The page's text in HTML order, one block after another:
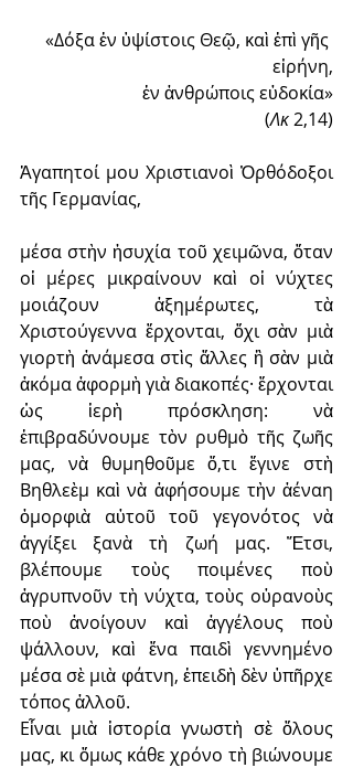
«Δόξα ἐν ὑψίστοις Θεῷ, καὶ ἐπὶ γῆς
εἰρήνη,
ἐν ἀνθρώποις εὐδοκία»
(Λκ 2,14)
Ἀγαπητοί μου Χριστιανοὶ Ὀρθόδοξοι
τῆς Γερμανίας,
μέσα στὴν ἡσυχία τοῦ χειμῶνα, ὅταν
οἱ μέρες μικραίνουν καὶ οἱ νύχτες
μοιάζουν ἀξημέρωτες, τὰ
Χριστούγεννα ἔρχονται, ὄχι σὰν μιὰ
γιορτὴ ἀνάμεσα στὶς ἄλλες ἢ σὰν μιὰ
ἀκόμα ἀφορμὴ γιὰ διακοπές· ἔρχονται
ὡς ἱερὴ πρόσκληση: νὰ
ἐπιβραδύνουμε τὸν ρυθμὸ τῆς ζωῆς
μας, νὰ θυμηθοῦμε ὅ,τι ἔγινε στὴ
Βηθλεὲμ καὶ νὰ ἀφήσουμε τὴν ἀέναη
ὀμορφιὰ αὐτοῦ τοῦ γεγονότος νὰ
ἀγγίξει ξανὰ τὴ ζωή μας. Ἔτσι,
βλέπουμε τοὺς ποιμένες ποὺ
ἀγρυπνοῦν τὴ νύχτα, τοὺς οὐρανοὺς
ποὺ ἀνοίγουν καὶ ἀγγέλους ποὺ
ψάλλουν, καὶ ἕνα παιδὶ γεννημένο
μέσα σὲ μιὰ φάτνη, ἐπειδὴ δὲν ὑπῆρχε
τόπος ἀλλοῦ.
Εἶναι μιὰ ἱστορία γνωστὴ σὲ ὅλους
μας, κι ὅμως κάθε χρόνο τὴ βιώνουμε